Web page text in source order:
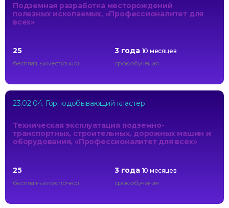
Подземная разработка месторождений
полезных ископаемых, «Профессионалитет для
всех»
25
бесплатных мест (очно)
3 года 10 месяцев
срок обучения
23.02.04. Горнодобывающий кластер
Техническая эксплуатация подземно-
транспортных, строительных, дорожных машин и
оборудования, «Профессионалитет для всех»
25
бесплатных мест (очно)
3 года 10 месяцев
срок обучения